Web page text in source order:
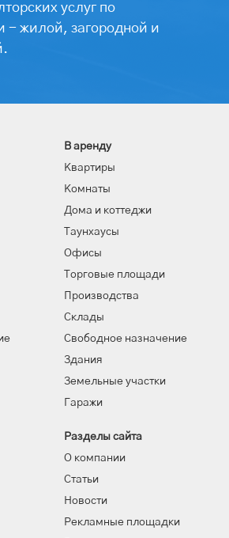
услуг по
- жилой, загородной и
В аренду
Квартиры
Комнаты
Дома и коттеджи
Таунхаусы
Офисы
Торговые площади
Производства
Склады
Свободное назначение
Здания
Земельные участки
Гаражи
Разделы сайта
О компании
Статьи
Новости
Рекламные площадки